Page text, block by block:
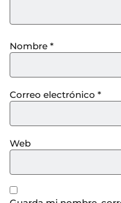
Nombre *
Correo electrónico *
Web